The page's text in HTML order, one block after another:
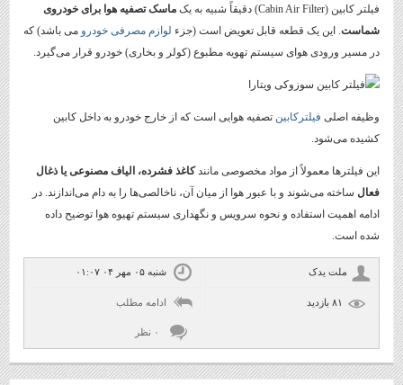
فیلتر کابین (Cabin Air Filter) دقیقاً شبیه به یک
ماسک تصفیه هوا برای خودروی
شماست. این یک قطعه قابل تعویض است (جزء لوازم مصرفی خودرو می باشد) که
در مسیر ورودی هوای سیستم تهویه مطبوع (کولر و بخاری) خودرو قرار می‌گیرد.
وظیفه اصلی فیلترکابین تصفیه هوایی است که از خارج خودرو به داخل کابین
کشیده می‌شود.
این فیلترها معمولاً از مواد مخصوصی مانندکاغذ فشرده، الیاف مصنوعی یا ذغال
فعال ساخته می‌شوند و با عبور هوا از میان آن، ناخالصی‌ها را به دام می‌اندازند. در
ادامه اهمیت استفاده و نحوه سرویس و نگهداری سیستم تهیوه هوا توضیح داده
شده است.
ملت یدک شنبه ۰۵ مهر ۰۴ ۰۱:۰۷
ادامه مطلب
۰ نظر